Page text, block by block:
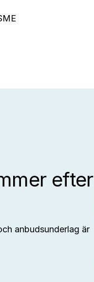
efter
anbudsunderlag är